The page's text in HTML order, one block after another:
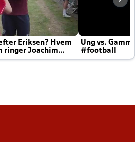
Eriksen? Hvem
ringer Joachim
Ung vs.
#football